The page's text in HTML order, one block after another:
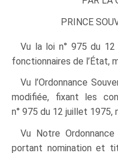
PRINCE
Vu la loi n° 975 du
fonctionnaires de l’État,
Vu l’Ordonnance
modifiée, fixant les
n° 975 du 12 juillet 1975,
Vu Notre
portant nomination et